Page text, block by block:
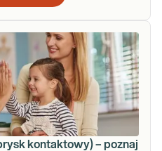
kontaktowy) – poznaj